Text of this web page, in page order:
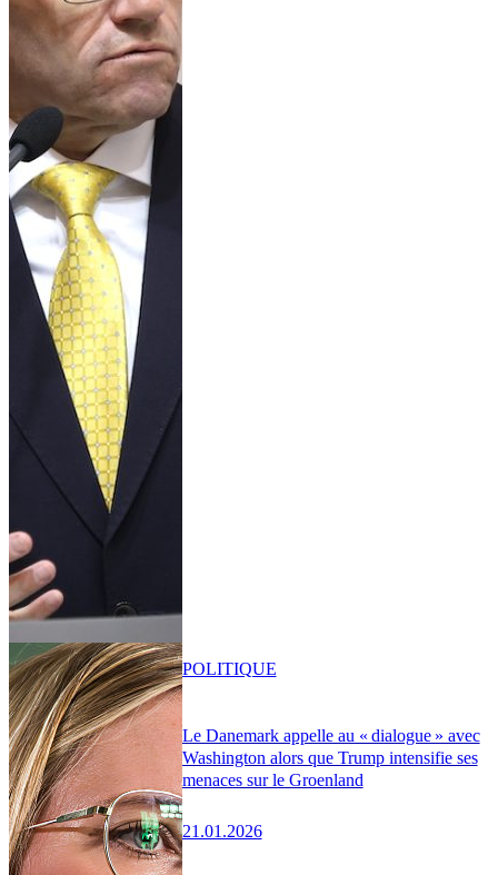
Le Danemark appelle au « dialogue » avec
Washington alors que Trump intensifie ses
menaces sur le Groenland
21.01.2026
POLITIQUE